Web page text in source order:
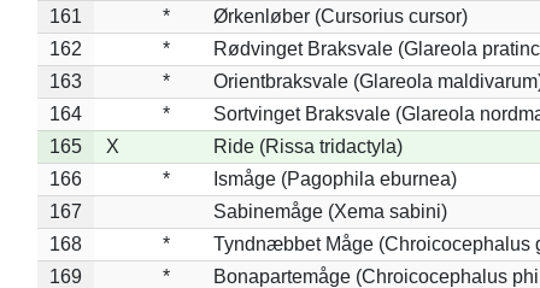
161
*
Ørkenløber (Cursorius cursor)
162
*
Rødvinget Braksvale (Glareola
163
*
Orientbraksvale (Glareola
164
*
Sortvinget Braksvale (Glareola
165
X
Ride (Rissa tridactyla)
166
*
Ismåge (Pagophila eburnea)
167
Sabinemåge (Xema sabini)
168
*
Tyndnæbbet Måge (Chroicocephalus
169
*
Bonapartemåge (Chroicocephalus